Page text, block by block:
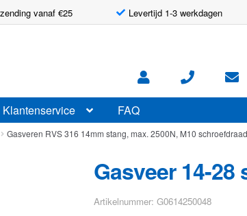
vanaf €25 Levertijd 1-3 werkdagen
Klantenservice FAQ
Gasveren RVS 316 14mm stang, max. 2500N, M10
Gasveer 14-28
Artikelnummer: G0614250048